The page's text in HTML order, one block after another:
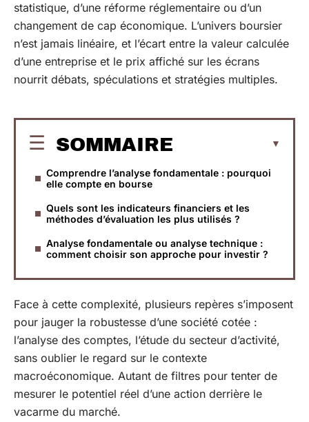
statistique, d’une réforme réglementaire ou d’un
changement de cap économique. L’univers boursier
n’est jamais linéaire, et l’écart entre la valeur calculée
d’une entreprise et le prix affiché sur les écrans
nourrit débats, spéculations et stratégies multiples.
SOMMAIRE
Comprendre l’analyse fondamentale : pourquoi
elle compte en bourse
Quels sont les indicateurs financiers et les
méthodes d’évaluation les plus utilisés ?
Analyse fondamentale ou analyse technique :
comment choisir son approche pour investir ?
Face à cette complexité, plusieurs repères s’imposent
pour jauger la robustesse d’une société cotée :
l’analyse des comptes, l’étude du secteur d’activité,
sans oublier le regard sur le contexte
macroéconomique. Autant de filtres pour tenter de
mesurer le potentiel réel d’une action derrière le
vacarme du marché.